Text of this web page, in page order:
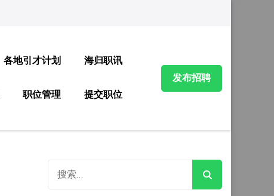
各地引才计划 海归职讯
职位管理 提交职位
发布招聘
索：